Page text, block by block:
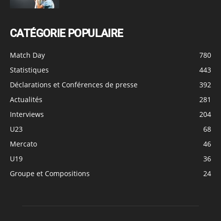
CATÉGORIE POPULAIRE
Match Day
780
Statistiques
443
Déclarations et Conférences de presse
392
Actualités
281
Interviews
204
U23
68
Mercato
46
U19
36
Groupe et Compositions
24